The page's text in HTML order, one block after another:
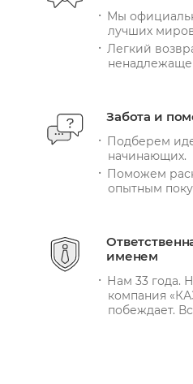
Мы
лучших
Легкий
Забота и
Подберем
начинающих.
Поможем
опытным
именем
Нам 33 года.
компания
побеждает.